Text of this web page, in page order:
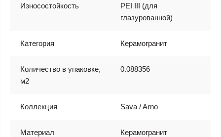
Износостойкость
PEI III (для
глазурованной)
Категория Керамогранит
Количество в упаковке,
м2
0.088356
Коллекция Sava / Arno
Материал Керамогранит